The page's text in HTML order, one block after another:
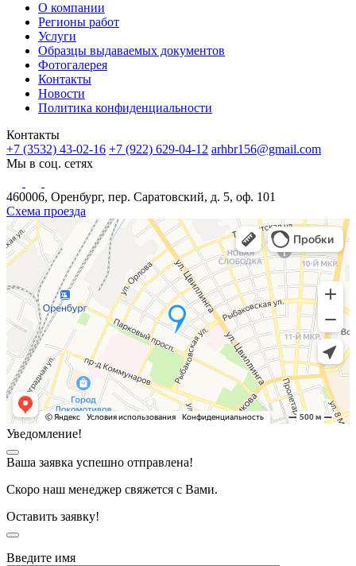
О компании
Регионы работ
Услуги
Образцы выдаваемых документов
Фотогалерея
Контакты
Новости
Политика конфиденциальности
Контакты
+7 (3532) 43-02-16 +7 (922) 629-04-12 arhbr156@gmail.com
Мы в соц. сетях
460006, Оренбург, пер. Саратовский, д. 5, оф. 101
Схема проезда
Уведомление!
Ваша заявка успешно отправлена!
Скоро наш менеджер свяжется с Вами.
Оставить заявку!
Введите имя